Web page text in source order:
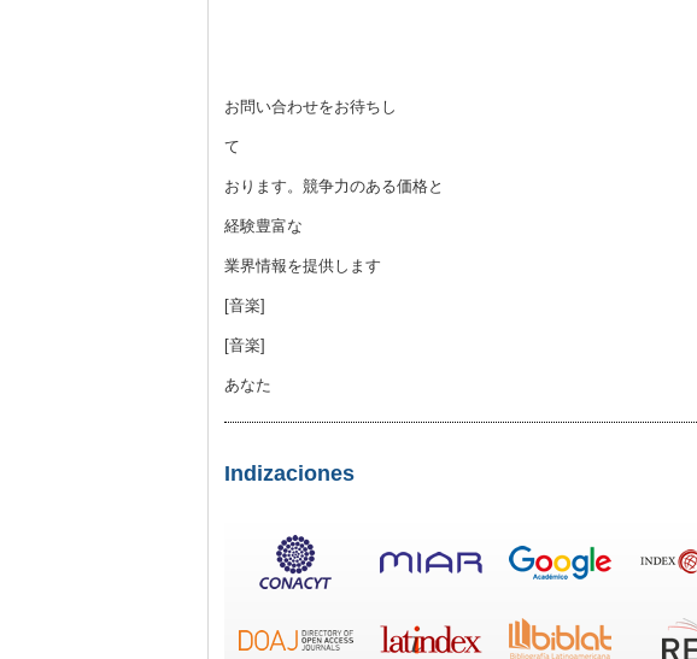
お問い合わせをお待ちし
て
おります。競争力のある価格と
経験豊富な
業界情報を提供します
[音楽]
[音楽]
あなた
Indizaciones